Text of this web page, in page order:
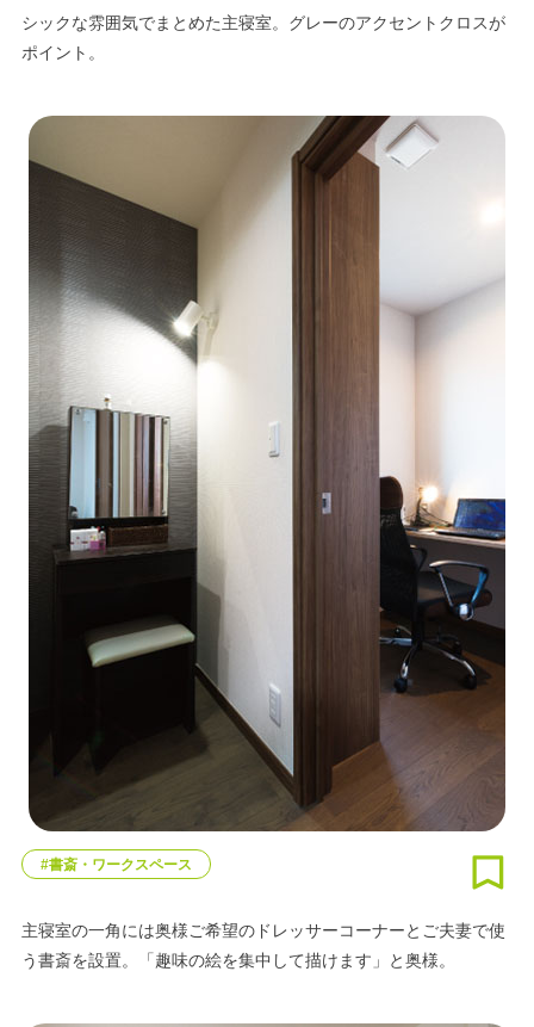
シックな雰囲気でまとめた主寝室。グレーのアクセントクロスが
ポイント。
#書斎・ワークスペース
主寝室の一角には奥様ご希望のドレッサーコーナーとご夫妻で使
う書斎を設置。「趣味の絵を集中して描けます」と奥様。